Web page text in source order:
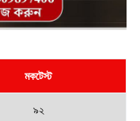
মকটেস্ট
৯২